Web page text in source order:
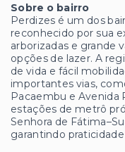
Sobre o bairro
Perdizes é um dos
reconhecido por sua
arborizadas e grande
opções de lazer. A
de vida e fácil
importantes vias,
Pacaembu e Avenida
estações de metrô
Senhora de
garantindo praticidade